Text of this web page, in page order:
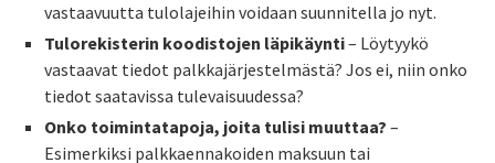
vastaavuutta tulolajeihin voidaan suunnitella jo nyt.
Tulorekisterin koodistojen läpikäynti– Löytyykö
vastaavat tiedot palkkajärjestelmästä? Jos ei, niin onko
tiedot saatavissa tulevaisuudessa?
Onko toimintatapoja, joita tulisi muuttaa? –
Esimerkiksi palkkaennakoiden maksuun tai